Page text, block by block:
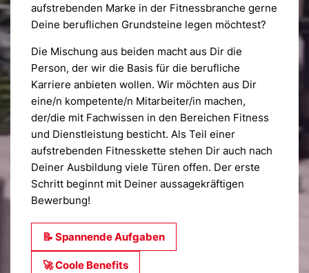
aufstrebenden Marke in der Fitnessbranche gerne
Deine beruflichen Grundsteine legen möchtest?
Die Mischung aus beiden macht aus Dir die
Person, der wir die Basis für die berufliche
Karriere anbieten wollen. Wir möchten aus Dir
eine/n kompetente/n Mitarbeiter/in machen,
der/die mit Fachwissen in den Bereichen Fitness
und Dienstleistung besticht. Als Teil einer
aufstrebenden Fitnesskette stehen Dir auch nach
Deiner Ausbildung viele Türen offen. Der erste
Schritt beginnt mit Deiner aussagekräftigen
Bewerbung!
📝 Spannende Aufgaben
🚀 Coole Benefits